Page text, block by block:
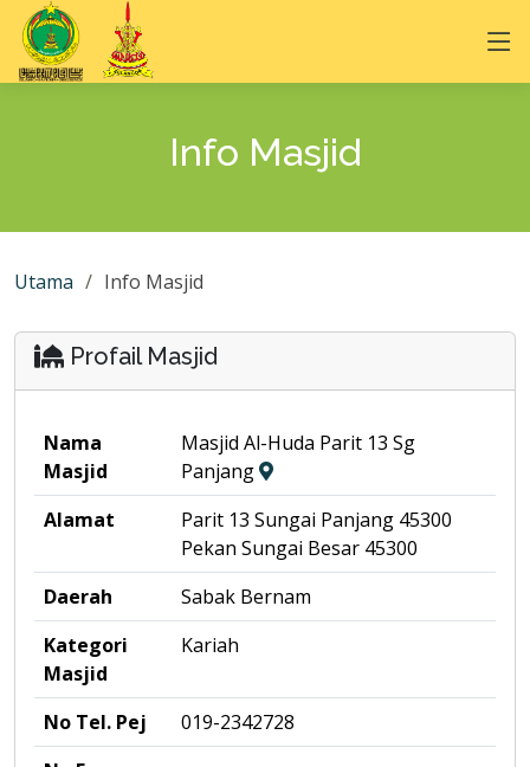
Info Masjid
Utama Info Masjid
Profail Masjid
Nama
Masjid
Masjid Al-Huda Parit 13 Sg
Panjang
Alamat
Parit 13 Sungai Panjang 45300
Pekan Sungai Besar 45300
Daerah
Sabak Bernam
Kategori
Masjid
Kariah
No Tel. Pej
019-2342728